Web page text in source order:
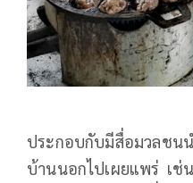
ประกอบกับมีสื่อมวลชนน
บ้านนอกไปเผยแพร่ เ